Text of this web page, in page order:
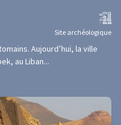
Site archéologique
Aujourd’hui, la ville
au Liban...